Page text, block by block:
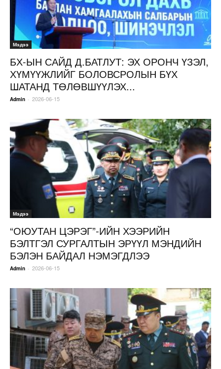
Мэдээ
БХ-ЫН САЙД Д.БАТЛУТ: ЭХ ОРОНЧ ҮЗЭЛ,
ХҮМҮҮЖЛИЙГ БОЛОВСРОЛЫН БҮХ
ШАТАНД ТӨЛӨВШҮҮЛЭХ...
Admin - 2026-06-15
Мэдээ
“ОЮУТАН ЦЭРЭГ”-ИЙН ХЭЭРИЙН
БЭЛТГЭЛ СУРГАЛТЫН ЭРҮҮЛ МЭНДИЙН
БЭЛЭН БАЙДАЛ НЭМЭГДЛЭЭ
Admin - 2026-06-15